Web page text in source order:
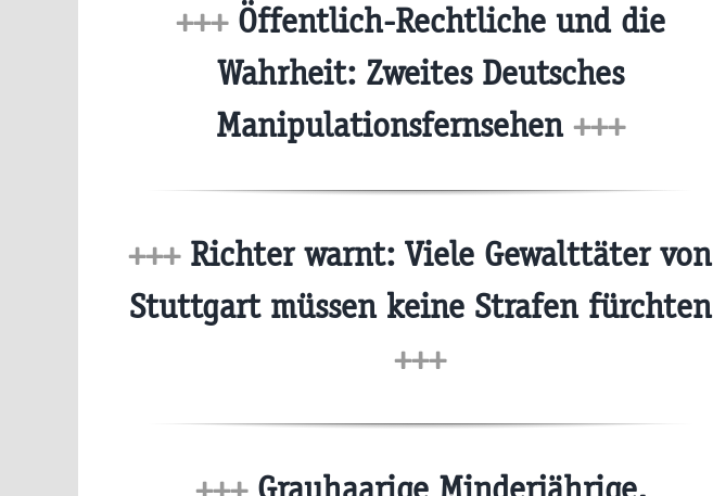
+++Öffentlich-Rechtliche und die
Wahrheit: Zweites Deutsches
Manipulationsfernsehen +++
+++Richter warnt: Viele Gewalttäter von
Stuttgart müssen keine Strafen fürchten
+++